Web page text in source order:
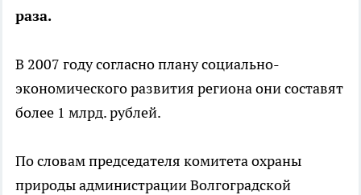
раза.
В 2007 году согласно плану социально-
экономического развития региона они составят
более 1 млрд. рублей.
По словам председателя комитета охраны
природы администрации Волгоградской